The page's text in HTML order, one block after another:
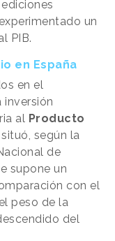
un
PIB.
en España
en el
inversión
al Producto
según la
de
supone un
con el
peso de la
del